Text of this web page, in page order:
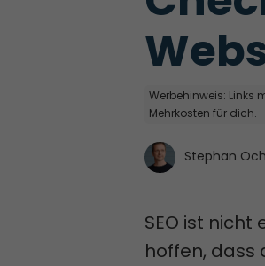
Werbehinweis: Links
Mehrkosten für dich.
Stephan
SEO ist
hoffen, dass